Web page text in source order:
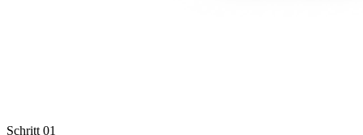
Schritt 01